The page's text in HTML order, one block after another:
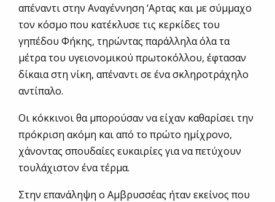
απέναντι στην Αναγέννηση ‘Αρτας και με σύμμαχο
τον κόσμο που κατέκλυσε τις κερκίδες του
γηπέδου Φήκης, τηρώντας παράλληλα όλα τα
μέτρα του υγειονομικού πρωτοκόλλου, έφτασαν
δίκαια στη νίκη, απέναντι σε ένα σκληροτράχηλο
αντίπαλο.
Οι κόκκινοι θα μπορούσαν να είχαν καθαρίσει την
πρόκριση ακόμη και από το πρώτο ημίχρονο,
χάνοντας σπουδαίες ευκαιρίες για να πετύχουν
τουλάχιστον ένα τέρμα.
Στην επανάληψη ο Αμβρυσσέας ήταν εκείνος που